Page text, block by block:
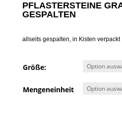
PFLASTERSTEINE
GESPALTEN
allseits gespalten, in Kisten verpackt
Größe:
Mengeneinheit